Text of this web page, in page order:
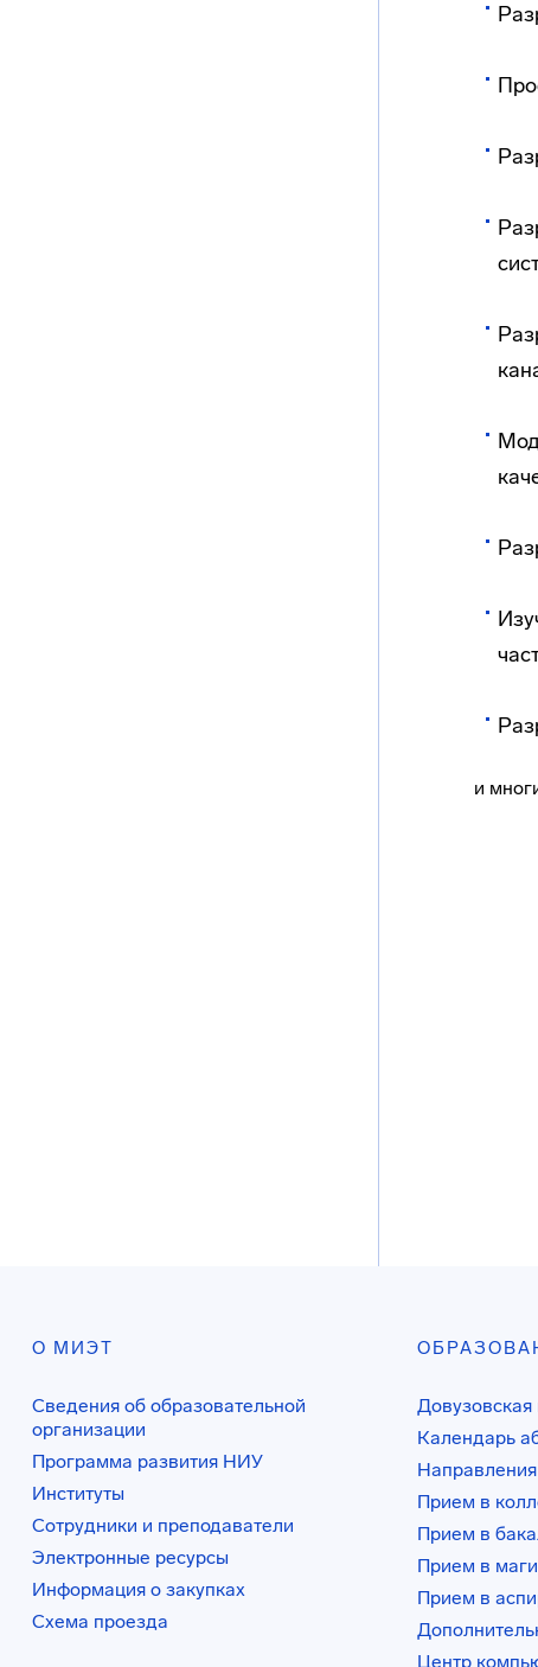
и
О МИЭТ
Сведения об образовательной
организации
Программа развития НИУ
Институты
Сотрудники и преподаватели
Электронные ресурсы
Информация о закупках
Схема проезда
Довузовская
Календарь
Прием в
Прием в
Прием в
Прием в
Центр